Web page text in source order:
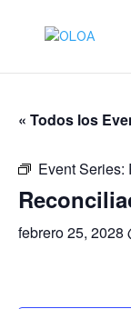
« Todos los
Event Series:
febrero 25, 2028